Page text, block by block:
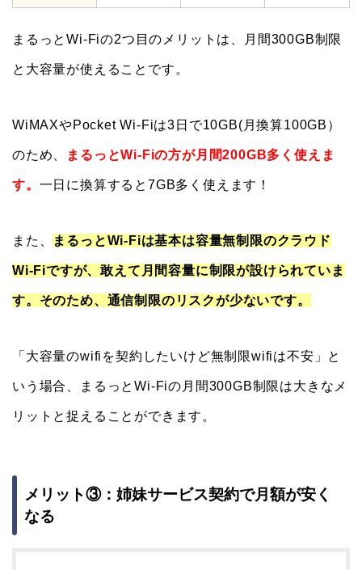
まるっとWi-Fiの2つ目のメリットは、月間300GB制限
と大容量が使えることです。
WiMAXやPocket Wi-Fiは3日で10GB(月換算100GB）
のため、 まるっとWi-Fiの方が月間200GB多く使えま
す。 一日に換算すると7GB多く使えます！
また、 まるっとWi-Fiは基本は容量無制限のクラウド
Wi-Fiですが、敢えて月間容量に制限が設けられていま
す。そのため、通信制限のリスクが少ないです。
「大容量のwifiを契約したいけど無制限wifiは不安」と
いう場合、まるっとWi-Fiの月間300GB制限は大きなメ
リットと捉えることができます。
メリット③：姉妹サービス契約で月額が安く
なる